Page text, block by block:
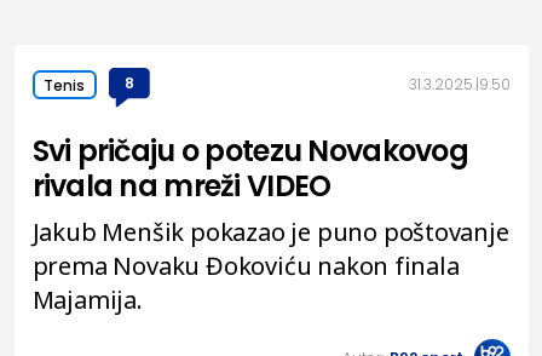
Tenis 8 31.3.2025. 9:50
Svi pričaju o potezu Novakovog
rivala na mreži VIDEO
Jakub Menšik pokazao je puno poštovanje
prema Novaku Đokoviću nakon finala
Majamija.